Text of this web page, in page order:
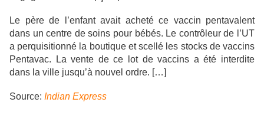
Le père de l’enfant avait acheté ce vaccin pentavalent
dans un centre de soins pour bébés. Le contrôleur de l’UT
a perquisitionné la boutique et scellé les stocks de vaccins
Pentavac. La vente de ce lot de vaccins a été interdite
dans la ville jusqu’à nouvel ordre. […]
Source: Indian Express